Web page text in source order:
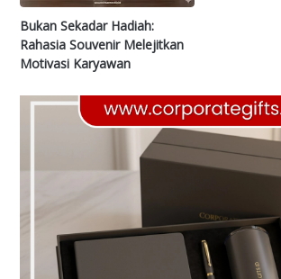
Bukan Sekadar Hadiah:
Rahasia Souvenir Melejitkan
Motivasi Karyawan